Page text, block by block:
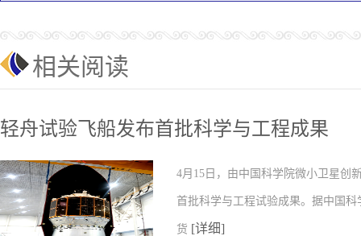
相关阅读
轻舟试验飞船发布首批科学与工程成果
4月15日，由中国科学院微小卫星创
首批科学与工程试验成果。据中国
货 [详细]